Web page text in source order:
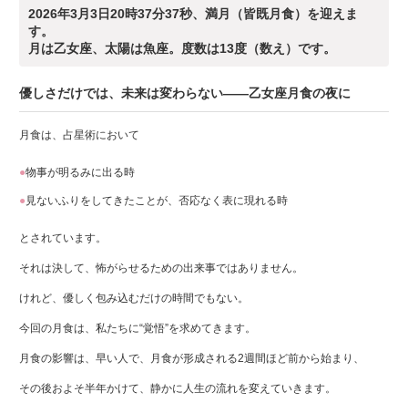
2026年3月3日20時37分37秒、満月（皆既月食）を迎えま
す。
月は乙女座、太陽は魚座。度数は13度（数え）です。
優しさだけでは、未来は変わらない——乙女座月食の夜に
月食は、占星術において
物事が明るみに出る時
見ないふりをしてきたことが、否応なく表に現れる時
とされています。
それは決して、怖がらせるための出来事ではありません。
けれど、優しく包み込むだけの時間でもない。
今回の月食は、私たちに“覚悟”を求めてきます。
月食の影響は、早い人で、月食が形成される2週間ほど前から始まり、
その後およそ半年かけて、静かに人生の流れを変えていきます。